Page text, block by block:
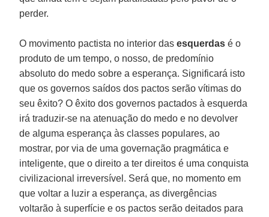
perder.
O movimento pactista no interior dasesquerdas é o
produto de um tempo, o nosso, de predomínio
absoluto do medo sobre a esperança. Significará isto
que os governos saídos dos pactos serão vítimas do
seu êxito? O êxito dos governos pactados à esquerda
irá traduzir-se na atenuação do medo e no devolver
de alguma esperança às classes populares, ao
mostrar, por via de uma governação pragmática e
inteligente, que o direito a ter direitos é uma conquista
civilizacional irreversível. Será que, no momento em
que voltar a luzir a esperança, as divergências
voltarão à superfície e os pactos serão deitados para